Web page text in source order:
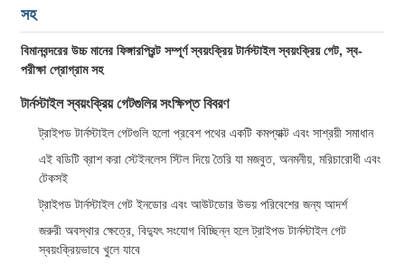
সহ
বিমানবন্দরের উচ্চ মানের ফিঙ্গারপ্রিন্ট সম্পূর্ণ স্বয়ংক্রিয় টার্নস্টাইল স্বয়ংক্রিয় গেট, স্ব-
পরীক্ষা প্রোগ্রাম সহ
টার্নস্টাইল স্বয়ংক্রিয় গেটগুলির সংক্ষিপ্ত বিবরণ
ট্রাইপড টার্নস্টাইল গেটগুলি হলো প্রবেশ পথের একটি কমপ্যাক্ট এবং সাশ্রয়ী সমাধান
এই বডিটি ব্রাশ করা স্টেইনলেস স্টিল দিয়ে তৈরি যা মজবুত, অনমনীয়, মরিচারোধী এবং
টেকসই
ট্রাইপড টার্নস্টাইল গেট ইনডোর এবং আউটডোর উভয় পরিবেশের জন্য আদর্শ
জরুরী অবস্থার ক্ষেত্রে, বিদ্যুৎ সংযোগ বিচ্ছিন্ন হলে ট্রাইপড টার্নস্টাইল গেট
স্বয়ংক্রিয়ভাবে খুলে যাবে